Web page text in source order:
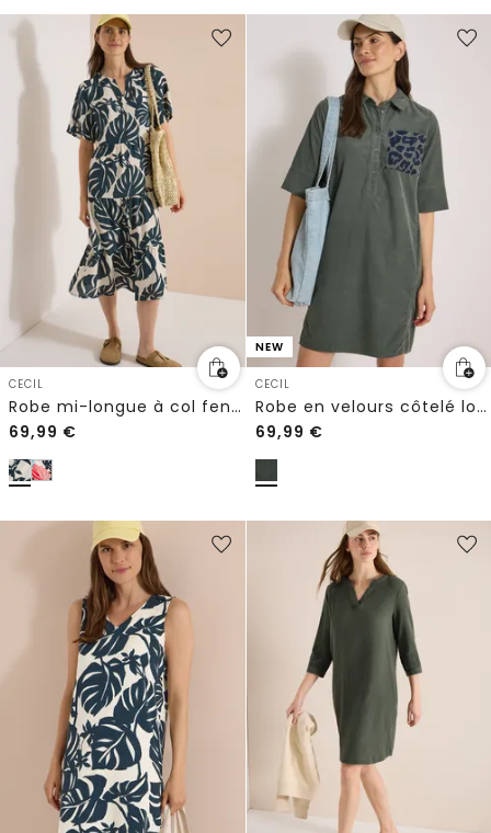
CECIL
Robe mi-longue à col fendu et imprimé
69,99 €
NEW
CECIL
Robe en velours côtelé longueur genou
69,99 €